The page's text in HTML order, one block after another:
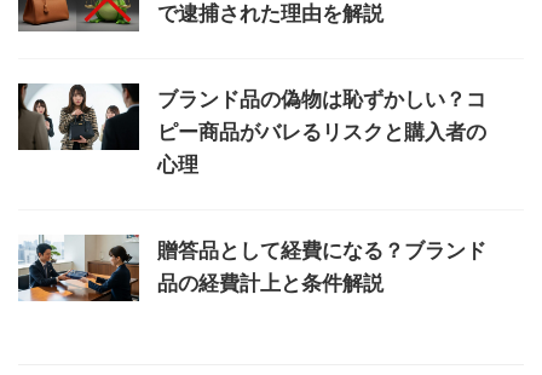
で逮捕された理由を解説
ブランド品の偽物は恥ずかしい？コ
ピー商品がバレるリスクと購入者の
心理
贈答品として経費になる？ブランド
品の経費計上と条件解説